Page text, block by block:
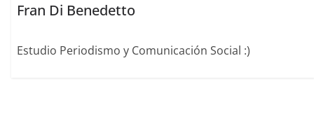
Fran Di Benedetto
Estudio Periodismo y Comunicación Social :)